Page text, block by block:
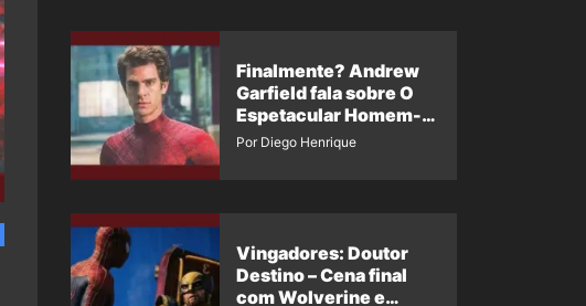
Finalmente? Andrew
Garfield fala sobre O
Espetacular Homem-
Aranha 3
Por Diego Henrique
Vingadores: Doutor
Destino – Cena final
com Wolverine e